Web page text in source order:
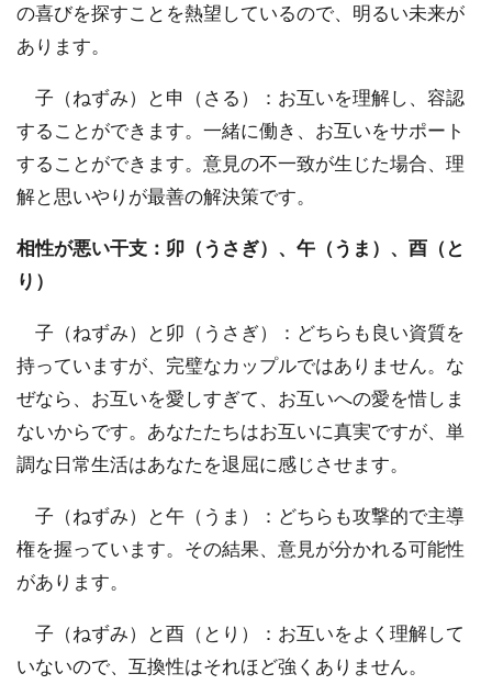
の喜びを探すことを熱望しているので、明るい未来が
あります。
子（ねずみ）と申（さる）：お互いを理解し、容認
することができます。一緒に働き、お互いをサポート
することができます。意見の不一致が生じた場合、理
解と思いやりが最善の解決策です。
相性が悪い干支：卯（うさぎ）、午（うま）、酉（と
り）
子（ねずみ）と卯（うさぎ）：どちらも良い資質を
持っていますが、完璧なカップルではありません。な
ぜなら、お互いを愛しすぎて、お互いへの愛を惜しま
ないからです。あなたたちはお互いに真実ですが、単
調な日常生活はあなたを退屈に感じさせます。
子（ねずみ）と午（うま）：どちらも攻撃的で主導
権を握っています。その結果、意見が分かれる可能性
があります。
子（ねずみ）と酉（とり）：お互いをよく理解して
いないので、互換性はそれほど強くありません。